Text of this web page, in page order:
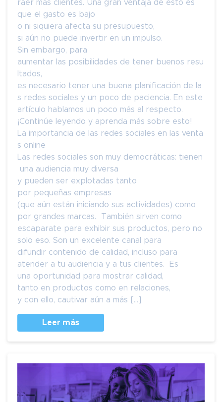
raer más clientes. Una gran ventaja de esto es
que el gasto es bajo
o ni siquiera afecta su presupuesto,
si aún no puede invertir en un impulso.
Sin embargo, para
aumentar las posibilidades de tener buenos resu
ltados,
es necesario tener una buena planificación de la
s redes sociales y un poco de paciencia. En este
artículo hablamos un poco más al respecto.
¡Continúe leyendo y aprenda más sobre esto!
La importancia de las redes sociales en las venta
s online
Las redes sociales son muy democráticas: tienen
una audiencia muy diversa
y pueden ser explotadas tanto
por pequeñas empresas
(que aún están iniciando sus actividades) como
por grandes marcas. También sirven como
escaparate para exhibir sus productos, pero no
solo eso. Son un excelente canal para
difundir contenido de calidad, incluso para
atender a tu audiencia y a tus clientes. Es
una oportunidad para mostrar calidad,
tanto en productos como en relaciones,
y con ello, cautivar aún a más […]
Leer más